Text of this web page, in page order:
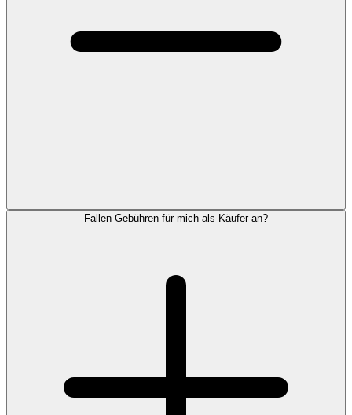
Fallen Gebühren für mich als Käufer an?